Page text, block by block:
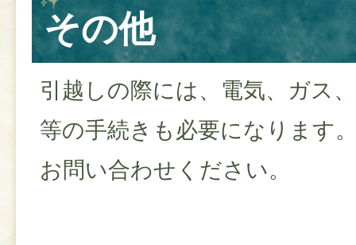
その他
引越しの際には、電気、ガス
等の手続きも必要になります
お問い合わせください。